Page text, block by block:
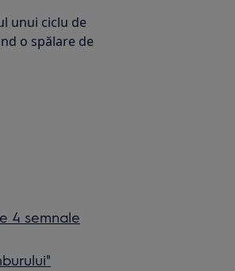
unui ciclu de
o spălare de
4 semnale